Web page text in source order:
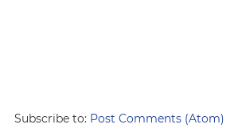
Subscribe to: Post Comments (Atom)